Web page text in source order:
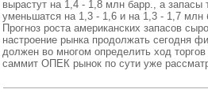
вырастут на 1,4 - 1,8 млн барр., а запасы
уменьшатся на 1,3 - 1,6 и на 1,3 - 1,7 млн
Прогноз роста американских запасов
настроение рынка продолжать сегодня
должен во многом определить ход
саммит ОПЕК рынок по сути уже